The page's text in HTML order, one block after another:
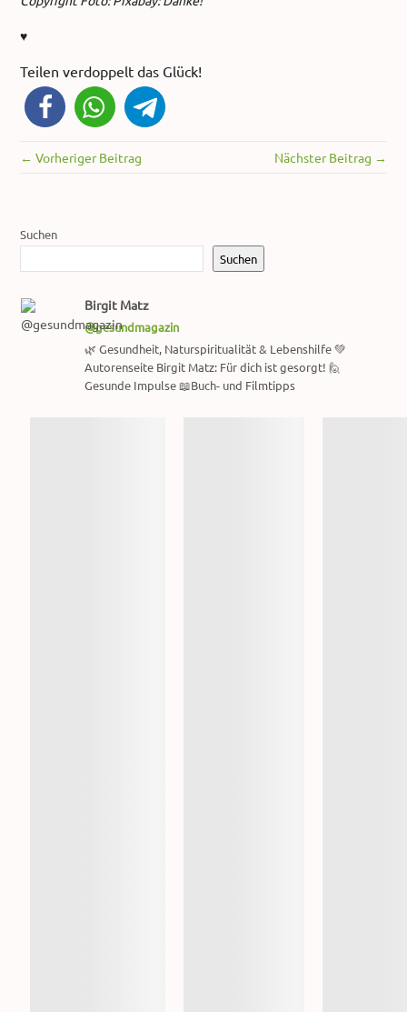
♥
Teilen verdoppelt das Glück!
← Vorheriger Beitrag Nächster Beitrag →
Suchen
Suchen
Birgit Matz
@gesundmagazin
🌿 Gesundheit, Naturspiritualität & Lebenshilfe 💚
Autorenseite Birgit Matz: Für dich ist gesorgt! 🙋
Gesunde Impulse 📖Buch- und Filmtipps